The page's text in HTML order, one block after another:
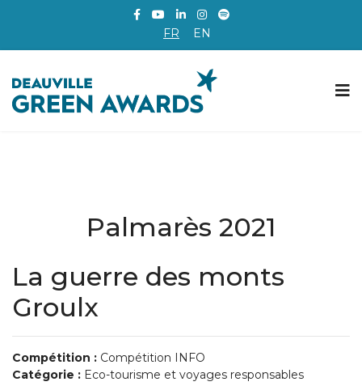
FR EN
Palmarès 2021
La guerre des monts
Groulx
Compétition : Compétition INFO
Catégorie : Eco-tourisme et voyages responsables